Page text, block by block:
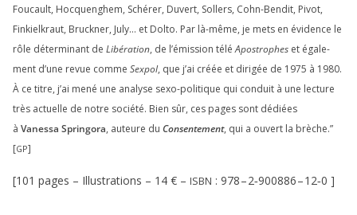
Foucault, Hocquenghem, Schérer, Duvert, Sollers, Cohn-Bendit, Pivot,
Finkielkraut, Bruckner, July… et Dolto. Par là-même, je mets en évi­dence le
rôle déter­mi­nant de Libération, de l’émission téléApostrophes et éga­le­
ment d’une revue comme Sexpol, que j’ai créée et diri­gée de 1975 à 1980.
À ce titre, j’ai mené une ana­lyse sexo-poli­tique qui conduit à une lec­ture
très actuelle de notre socié­té. Bien sûr, ces pages sont dédiées
à Vanessa Springora, auteure du Consentement, qui a ouvert la brèche.”
[GP]
[101 pages – Illustrations – 14 € – ISBN : 978–2‑900886–12‑0 ]